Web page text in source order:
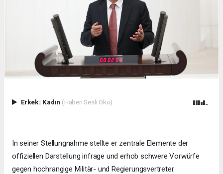
Erkek| Kadın (Haberi Sesli Oku)
In seiner Stellungnahme stellte er zentrale Elemente der
offiziellen Darstellung infrage und erhob schwere Vorwürfe
gegen hochrangige Militär- und Regierungsvertreter.